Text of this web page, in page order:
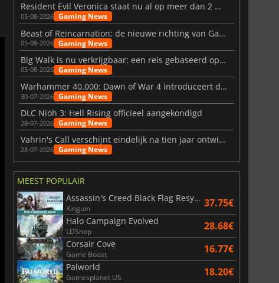
Resident Evil Veronica staat nu al op meer dan 2 miljoen verlanglijstjes
05-08-2026 Gaming News
Beast of Reincarnation: de nieuwe richting van Game Freak
05-08-2026 Gaming News
Big Walk is nu verkrijgbaar: een reis gebaseerd op vriendschap
05-08-2026 Gaming News
Warhammer 40.000: Dawn of War 4 introduceert de Necron-factie
30-07-2026 Gaming News
DLC Nioh 3: Hell Rising officieel aangekondigd
28-07-2026 Gaming News
Vahrin's Call verschijnt eindelijk na tien jaar ontwikkeling
28-07-2026 Gaming News
MEEST POPULAIR
Assassin's Creed Black Flag Resynced
Kinguin 37.75€
Halo Campaign Evolved
LDShop 28.68€
Corsair Cove
Game Boost 16.77€
Palworld
Gamesplanet US 18.20€